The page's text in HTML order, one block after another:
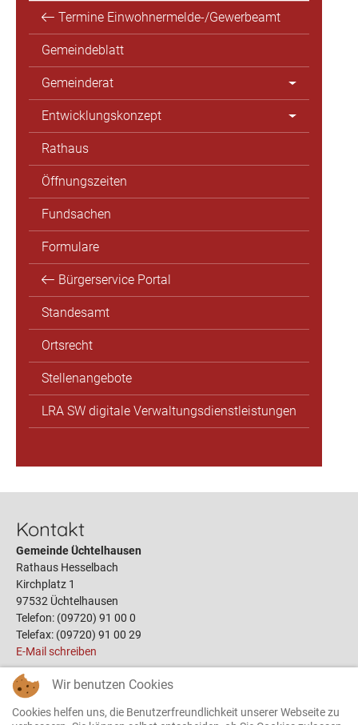
Termine Einwohnermelde-/Gewerbeamt
Gemeindeblatt
Gemeinderat
Entwicklungskonzept
Rathaus
Öffnungszeiten
Fundsachen
Formulare
Bürgerservice Portal
Standesamt
Ortsrecht
Stellenangebote
LRA SW digitale Verwaltungsdienstleistungen
Kontakt
Gemeinde Üchtelhausen
Rathaus Hesselbach
Kirchplatz 1
97532 Üchtelhausen
Telefon: (09720) 91 00 0
Telefax: (09720) 91 00 29
E-Mail schreiben
Links
Wir benutzen Cookies
Cookies helfen uns, die Benutzerfreundlichkeit unserer Webseite zu